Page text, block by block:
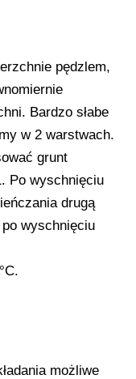
pędzlem,
Bardzo słabe
w 2 warstwach.
grunt
Po wyschnięciu
drugą
wyschnięciu
możliwe